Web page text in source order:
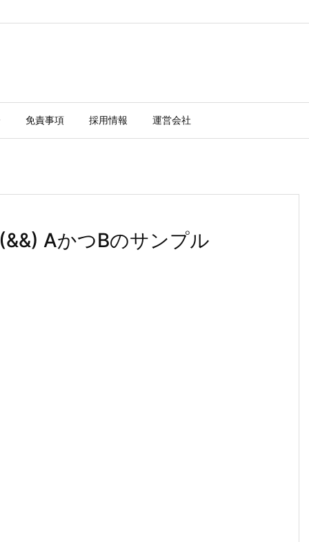
免責事項 採用情報 運営会社
AかつBのサンプル